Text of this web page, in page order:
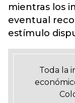
mientras los
eventual
estímulo
Toda la